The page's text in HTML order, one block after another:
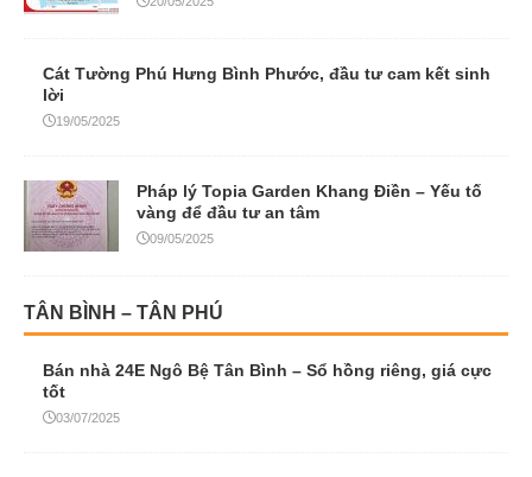
Cát Tường Phú Hưng Bình Phước, đầu tư cam kết sinh
lời
19/05/2025
Pháp lý Topia Garden Khang Điền – Yếu tố
vàng để đầu tư an tâm
09/05/2025
TÂN BÌNH – TÂN PHÚ
Bán nhà 24E Ngô Bệ Tân Bình – Sổ hồng riêng, giá cực
tốt
03/07/2025